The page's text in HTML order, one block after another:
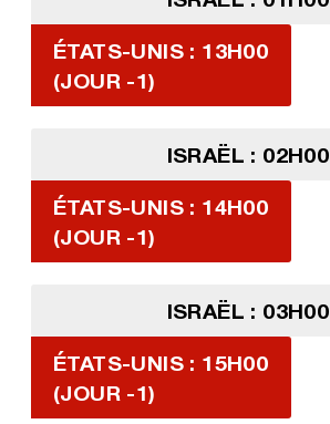
ÉTATS-UNIS : 13H00
(JOUR -1)
ISRAËL : 02H00
ÉTATS-UNIS : 14H00
(JOUR -1)
ISRAËL : 03H00
ÉTATS-UNIS : 15H00
(JOUR -1)